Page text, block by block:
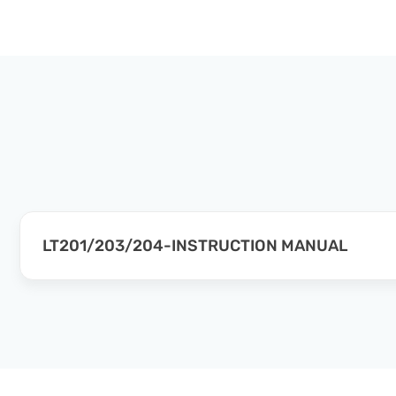
LT201/203/204-INSTRUCTION MANUAL